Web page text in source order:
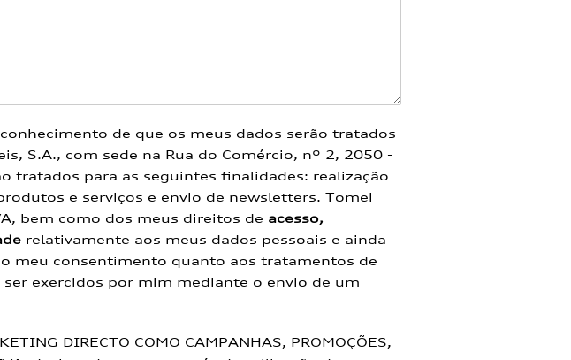
de que os meus dados serão tratados
S.A., com sede na Rua do Comércio, nº 2, 2050 -
tratados para as seguintes finalidades: realização
e serviços e envio de newsletters. Tomei
, bem como dos meus direitos de acesso,
relativamente aos meus dados pessoais e ainda
meu consentimento quanto aos tratamentos de
exercidos por mim mediante o envio de um
DIRECTO COMO CAMPANHAS, PROMOÇÕES,